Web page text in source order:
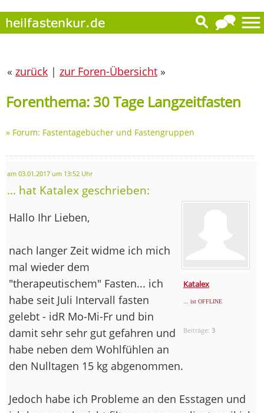
« zurück | zur Foren-Übersicht »
Forenthema: 30 Tage Langzeitfasten
» Forum: Fastentagebücher und Fastengruppen
am 03.01.2017 um 13:52 Uhr
... hat Katalex geschrieben:
Katalex
... ist OFFLINE
Beiträge:3
Hallo Ihr Lieben,
nach langer Zeit widme ich mich
mal wieder dem
"therapeutischem" Fasten... ich
habe seit Juli Intervall fasten
gelebt - idR Mo-Mi-Fr und bin
damit sehr sehr gut gefahren und
habe neben dem Wohlfühlen an
den Nulltagen 15 kg abgenommen.
Jedoch habe ich Probleme an den Esstagen und